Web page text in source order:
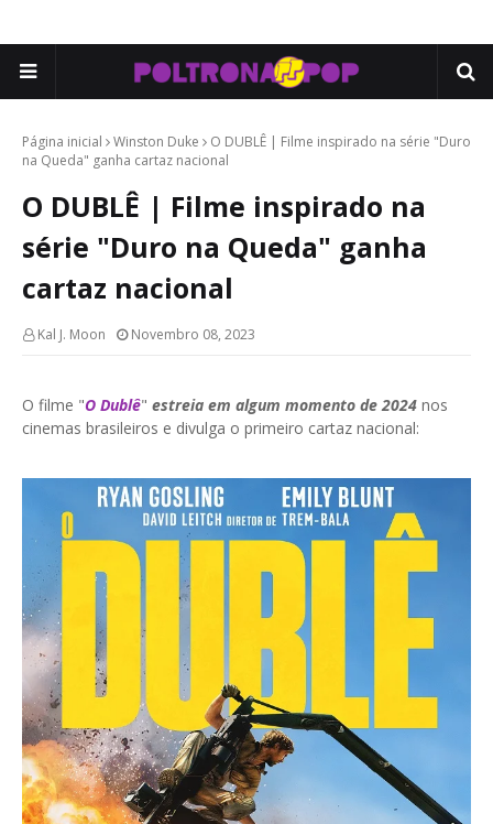
Página inicial Winston Duke
O DUBLÊ | Filme inspirado na série "Duro
na Queda" ganha cartaz nacional
O DUBLÊ | Filme inspirado na
série "Duro na Queda" ganha
cartaz nacional
Kal J. Moon Novembro 08, 2023
O filme "O Dublê" estreia em algum momento de 2024 nos
cinemas brasileiros e divulga o primeiro cartaz nacional: